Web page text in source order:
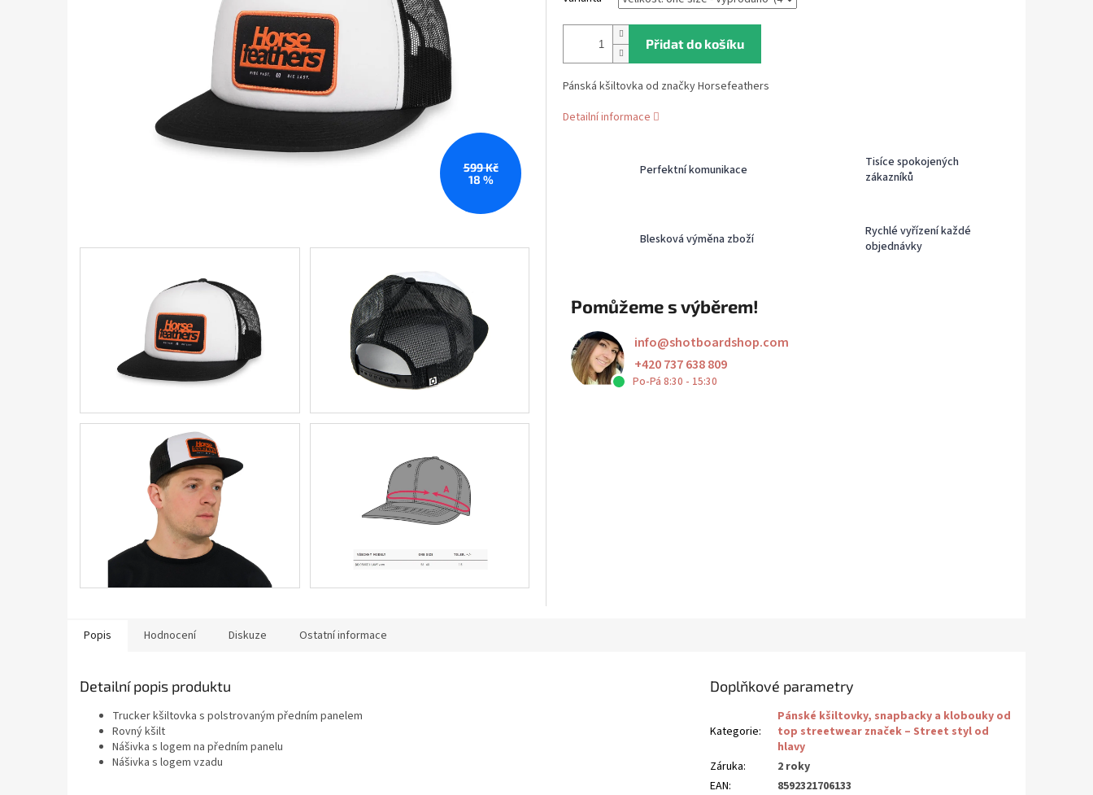
599 Kč
18 %
Přidat do košíku
Pánská kšiltovka od značky Horsefeathers
Detailní informace
Perfektní komunikace
Tisíce spokojených
zákazníků
Blesková výměna zboží
Rychlé vyřízení každé
objednávky
Pomůžeme s výběrem!
info@shotboardshop.com
+420 737 638 809
Po-Pá 8:30 - 15:30
Popis Hodnocení Diskuze Ostatní informace
Detailní popis produktu
Trucker kšiltovka s polstrovaným předním panelem
Rovný kšilt
Nášivka s logem na předním panelu
Nášivka s logem vzadu
Doplňkové parametry
Kategorie:
Pánské kšiltovky, snapbacky a klobouky od
top streetwear značek – Street styl od
hlavy
Záruka:
2 roky
EAN:
8592321706133